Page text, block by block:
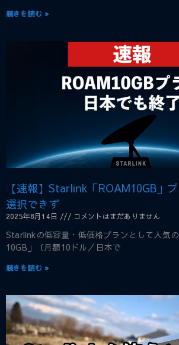
続きを読む »
【速報】Starlink「ROAM10GB」
選択できず
2025年8月14日 コメントはまだありません
Starlinkの低容量・低価格プランとして人気
10GB」（月額10ドル／日本で
続きを読む »